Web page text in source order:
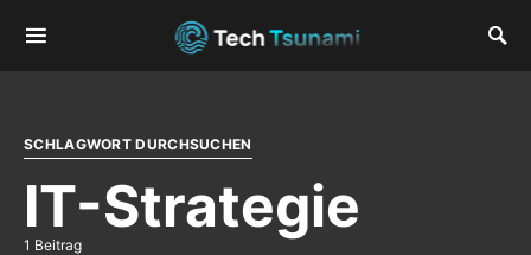
SCHLAGWORT DURCHSUCHEN
IT-Strategie
1 Beitrag